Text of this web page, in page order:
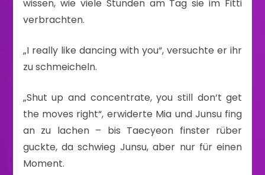
wissen, wie viele Stunden am Tag sie im Fitti
verbrachten.
„I really like dancing with you“, versuchte er ihr
zu schmeicheln.
„Shut up and concentrate, you still don‘t get
the moves right“, erwiderte Mia und Junsu fing
an zu lachen – bis Taecyeon finster rüber
guckte, da schwieg Junsu, aber nur für einen
Moment.